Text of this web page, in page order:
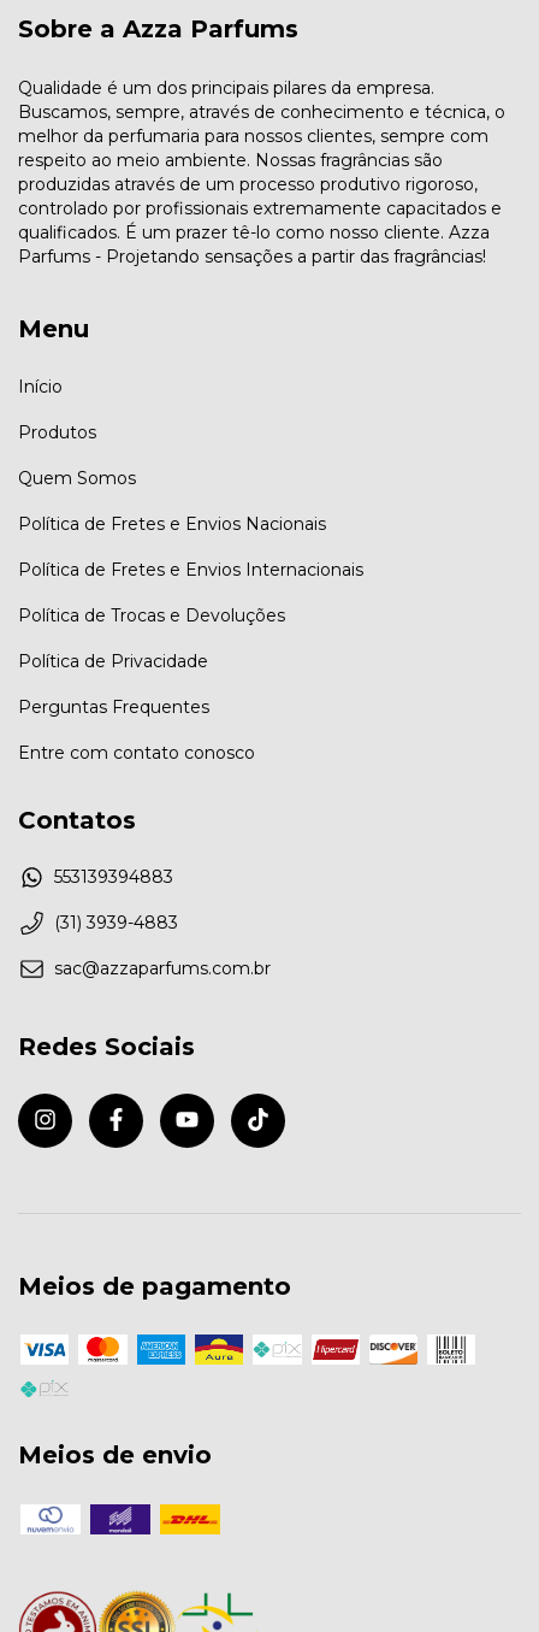
Sobre a Azza Parfums
Qualidade é um dos principais pilares da empresa.
Buscamos, sempre, através de conhecimento e técnica, o
melhor da perfumaria para nossos clientes, sempre com
respeito ao meio ambiente. Nossas fragrâncias são
produzidas através de um processo produtivo rigoroso,
controlado por profissionais extremamente capacitados e
qualificados. É um prazer tê-lo como nosso cliente. Azza
Parfums - Projetando sensações a partir das fragrâncias!
Menu
Início
Produtos
Quem Somos
Política de Fretes e Envios Nacionais
Política de Fretes e Envios Internacionais
Política de Trocas e Devoluções
Política de Privacidade
Perguntas Frequentes
Entre com contato conosco
Contatos
553139394883
(31) 3939-4883
sac@azzaparfums.com.br
Redes Sociais
Meios de pagamento
Meios de envio